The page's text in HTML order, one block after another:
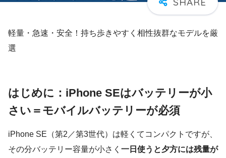
軽量・急速・安全！持ち歩きやすく相性抜群なモデルを厳
選
はじめに：iPhone SEはバッテリーが小
さい＝モバイルバッテリーが必須
iPhone SE（第2／第3世代）は軽くてコンパクトですが、
その分バッテリー容量が小さく 一日使うと夕方には残量が